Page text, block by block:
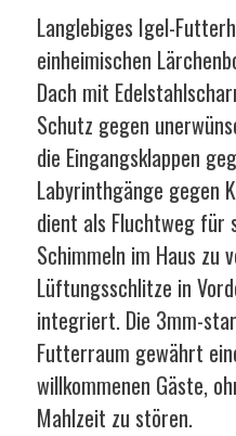
Langlebiges Igel-
einheimischen
Dach mit
Schutz gegen
die Eingangsklappen
Labyrinthgänge gegen
dient als Fluchtweg für
Schimmeln im Haus zu
Lüftungsschlitze in
integriert. Die 3mm-
Futterraum gewährt
willkommenen Gäste,
Mahlzeit zu stören.